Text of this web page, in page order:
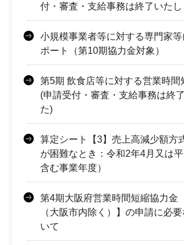
付・審査・支給事務は終了いた
小規模事業者等に対する専門家
ポート（第10期協力金対象）
第5期 飲食店等に対する営業時間
(申請受付・審査・支給事務は終
た)
算定シート【3】売上高減少額方
が困難なとき：令和2年4月又は
含む事業年度）
第4期大阪府営業時間短縮協力金
（大阪市内除く）】の申請に必
いて